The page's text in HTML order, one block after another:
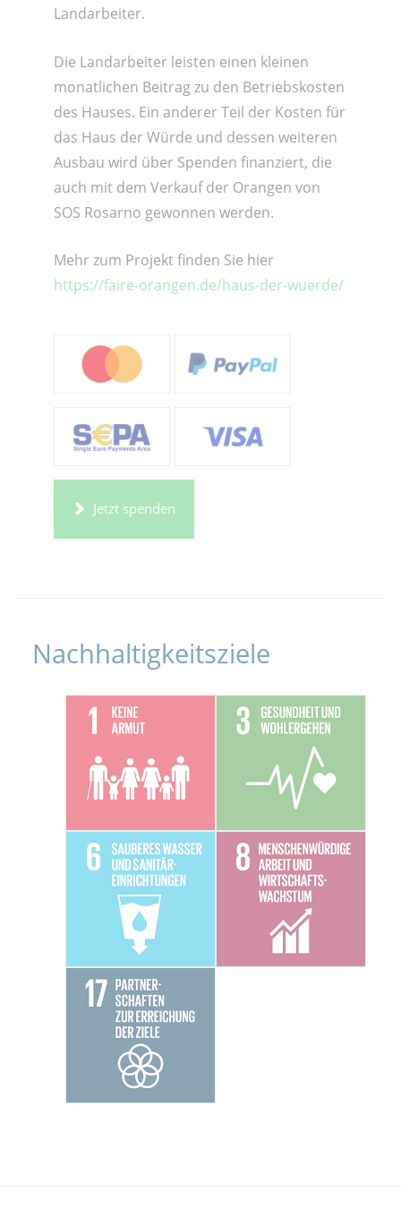
Landarbeiter.
Die Landarbeiter leisten einen kleinen
monatlichen Beitrag zu den Betriebskosten
des Hauses. Ein anderer Teil der Kosten für
das Haus der Würde und dessen weiteren
Ausbau wird über Spenden finanziert, die
auch mit dem Verkauf der Orangen von
SOS Rosarno gewonnen werden.
Mehr zum Projekt finden Sie hier
https://faire-orangen.de/haus-der-wuerde/
Jetzt spenden
Nachhaltigkeitsziele